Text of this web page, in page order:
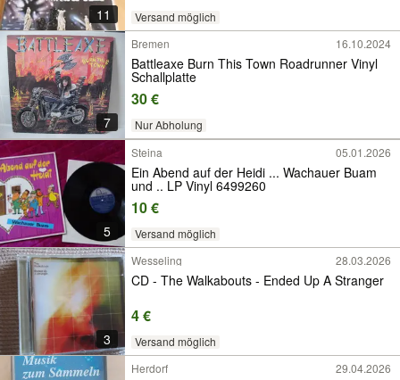
11 Versand möglich
7
Bremen 16.10.2024
Battleaxe Burn This Town Roadrunner Vinyl
Schallplatte
30 €
Nur Abholung
5
Steina 05.01.2026
Ein Abend auf der Heidi ... Wachauer Buam
und .. LP Vinyl 6499260
10 €
Versand möglich
3
Wesseling 28.03.2026
CD - The Walkabouts - Ended Up A Stranger
4 €
Versand möglich
Herdorf 29.04.2026